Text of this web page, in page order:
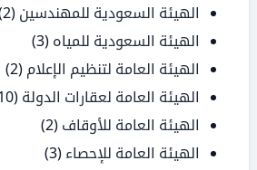
الهيئة السعودية للمهندسين (2)
الهيئة السعودية للمياه (3)
الهيئة العامة لتنظيم الإعلام (2)
الهيئة العامة لعقارات الدولة (10)
الهيئة العامة للأوقاف (2)
الهيئة العامة للإحصاء (3)